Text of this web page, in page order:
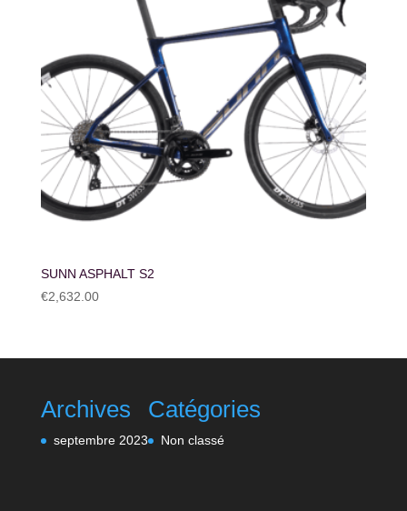
SUNN ASPHALT S2
€2,632.00
Archives
septembre 2023
Catégories
Non classé